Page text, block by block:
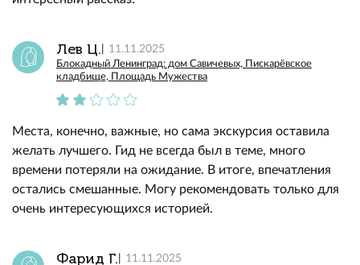
Лев Ц. 11.11.2025
Блокадный Ленинград: дом Савичевых, Пискарёвское
кладбище, Площадь Мужества
Места, конечно, важные, но сама экскурсия оставила
желать лучшего. Гид не всегда был в теме, много
времени потеряли на ожидание. В итоге, впечатления
остались смешанные. Могу рекомендовать только для
очень интересующихся историей.
Фарид Г. 11.11.2025